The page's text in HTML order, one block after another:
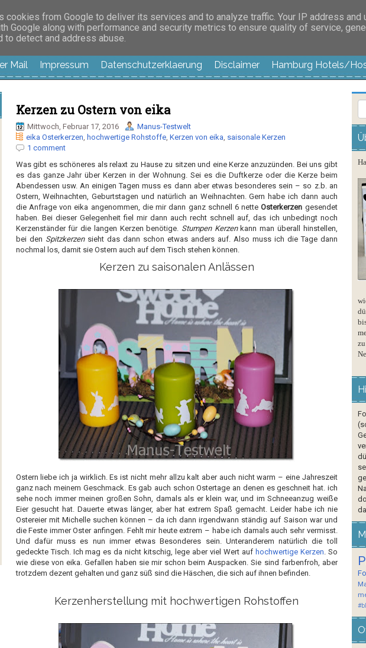
alles außer langweilig
Mail Impressum Datenschutzerklaerung Disclaimer Hamburg Hotels/
Kerzen zu Ostern von eika
Mittwoch, Februar 17, 2016
Manus-Testwelt
eika Osterkerzen, hochwertige Rohstoffe, Kerzen von eika, saisonale Kerzen
1 comment
Was gibt es schöneres als relaxt zu Hause zu sitzen und eine Kerze anzuzünden. Bei uns gibt
es das ganze Jahr über Kerzen in der Wohnung. Sei es die Duftkerze oder die Kerze beim
Abendessen usw. An einigen Tagen muss es dann aber etwas besonderes sein – so z.b. an
Ostern, Weihnachten, Geburtstagen und natürlich an Weihnachten. Gern habe ich dann auch
die Anfrage von eika angenommen, die mir dann ganz schnell 6 netteOsterkerzen gesendet
haben. Bei dieser Gelegenheit fiel mir dann auch recht schnell auf, das ich unbedingt noch
Kerzenständer für die langen Kerzen benötige. Stumpen Kerzenkann man überall hinstellen,
bei den Spitzkerzensieht das dann schon etwas anders auf. Also muss ich die Tage dann
nochmal los, damit sie Ostern auch auf dem Tisch stehen können.
Kerzen zu saisonalen Anlässen
Ostern liebe ich ja wirklich. Es ist nicht mehr allzu kalt aber auch nicht warm – eine Jahreszeit
ganz nach meinem Geschmack. Es gab auch schon Ostertage an denen es geschneit hat. ich
sehe noch immer meinen großen Sohn, damals als er klein war, und im Schneeanzug weiße
Eier gesucht hat. Dauerte etwas länger, aber hat extrem Spaß gemacht. Leider habe ich nie
Ostereier mit Michelle suchen können – da ich dann irgendwann ständig auf Saison war und
die Feste immer Oster anfingen. Fehlt mir heute extrem – habe ich damals auch sehr vermisst.
Und dafür muss es nun immer etwas Besonderes sein. Unteranderem natürlich die toll
gedeckte Tisch. Ich mag es da nicht kitschig, lege aber viel Wert auf hochwertige Kerzen. So
wie diese von eika. Gefallen haben sie mir schon beim Auspacken. Sie sind farbenfroh, aber
trotzdem dezent gehalten und ganz süß sind die Häschen, die sich auf ihnen befinden.
Kerzenherstellung mit hochwertigen Rohstoffen
cookies from Google to deliver its services and to analyze traffic. Your IP address and
Google along with performance and security metrics to ensure quality of service,
to detect and address abuse.